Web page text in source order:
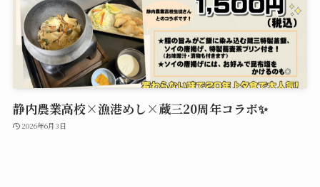
静内農業高校×漁港めし×蔵三20周年コラボ✨
2026年6月3日